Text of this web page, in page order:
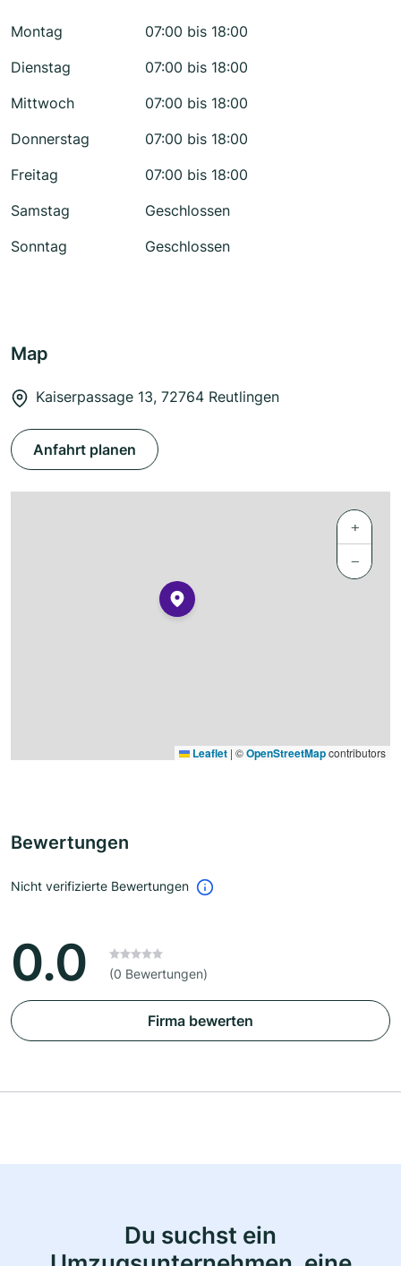
Montag
07:00 bis 18:00
Dienstag
07:00 bis 18:00
Mittwoch
07:00 bis 18:00
Donnerstag
07:00 bis 18:00
Freitag
07:00 bis 18:00
Samstag
Geschlossen
Sonntag
Geschlossen
Map
Kaiserpassage 13, 72764 Reutlingen
Anfahrt planen
+
−
Leaflet | ©OpenStreetMapcontributors
Bewertungen
Nicht verifizierte Bewertungen
0.0 (0 Bewertungen)
Firma bewerten
Du suchst ein